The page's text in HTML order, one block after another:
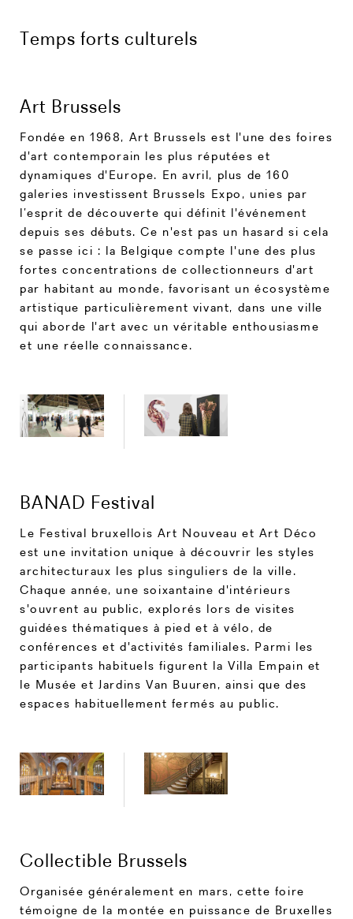
Temps forts culturels
Art Brussels
Fondée en 1968, Art Brussels est l'une des foires
d'art contemporain les plus réputées et
dynamiques d'Europe. En avril, plus de 160
galeries investissent Brussels Expo, unies par
l’esprit de découverte qui définit l'événement
depuis ses débuts. Ce n'est pas un hasard si cela
se passe ici : la Belgique compte l'une des plus
fortes concentrations de collectionneurs d'art
par habitant au monde, favorisant un écosystème
artistique particulièrement vivant, dans une ville
qui aborde l'art avec un véritable enthousiasme
et une réelle connaissance.
BANAD Festival
Le Festival bruxellois Art Nouveau et Art Déco
est une invitation unique à découvrir les styles
architecturaux les plus singuliers de la ville.
Chaque année, une soixantaine d'intérieurs
s'ouvrent au public, explorés lors de visites
guidées thématiques à pied et à vélo, de
conférences et d'activités familiales. Parmi les
participants habituels figurent la Villa Empain et
le Musée et Jardins Van Buuren, ainsi que des
espaces habituellement fermés au public.
Collectible Brussels
Organisée généralement en mars, cette foire
témoigne de la montée en puissance de Bruxelles